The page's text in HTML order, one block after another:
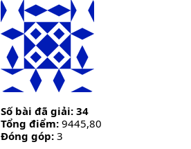
Số bài đã giải: 34
Tổng điểm: 9445,80
Đóng góp: 3